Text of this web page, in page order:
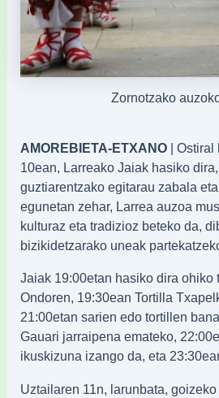
Zornotzako
AMOREBIETA-ETXANO | Ostiral
10ean, Larreako Jaiak hasiko
guztiarentzako egitarau zabala
egunetan zehar, Larrea auzoa
kulturaz eta tradizioz beteko da,
bizikidetzarako uneak
Jaiak 19:00etan hasiko dira ohiko
Ondoren, 19:30ean Tortilla
21:00etan sarien edo tortillen
Gauari jarraipena emateko,
ikuskizuna izango da, eta
Uztailaren 11n, larunbata,